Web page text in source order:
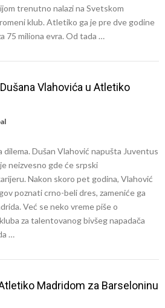
trenutno nalazi na Svetskom
klub. Atletiko ga je pre dve godine
75 miliona evra. Od tada …
Vlahovića u Atletiko
Dušan Vlahović napušta Juventus
neizvesno gde će srpski
Nakon skoro pet godina, Vlahović
poznati crno-beli dres, zameniće ga
Već se neko vreme piše o
za talentovanog bivšeg napadača
…
Madridom za Barseloninu